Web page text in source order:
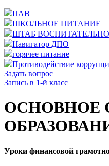
ПАВ
ШКОЛЬНОЕ ПИТАНИЕ
ШТАБ
Навигатор ДПО
горячее питание
Противодействие
Задать вопрос
Запись в 1-й класс
ОСНОВНОЕ
Уроки финансовой